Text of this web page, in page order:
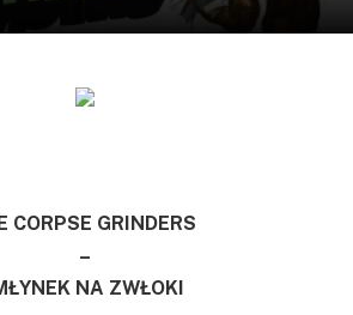
CORPSE GRINDERS
–
NA ZWŁOKI